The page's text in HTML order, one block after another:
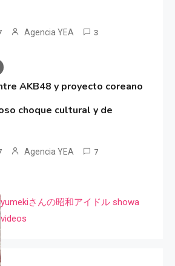
Agencia YEA 3
AKB48 y proyecto coreano
choque cultural y de
Agencia YEA 7
yumekiさんの昭和アイドル showa
videos